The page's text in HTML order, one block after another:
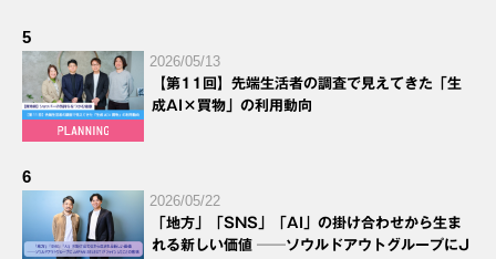
5
2026/05/13
【第11回】先端生活者の調査で見えてきた「生
成AI×買物」の利用動向
6
2026/05/22
「地方」「SNS」「AI」の掛け合わせから生ま
れる新しい価値 ──ソウルドアウトグループにJ